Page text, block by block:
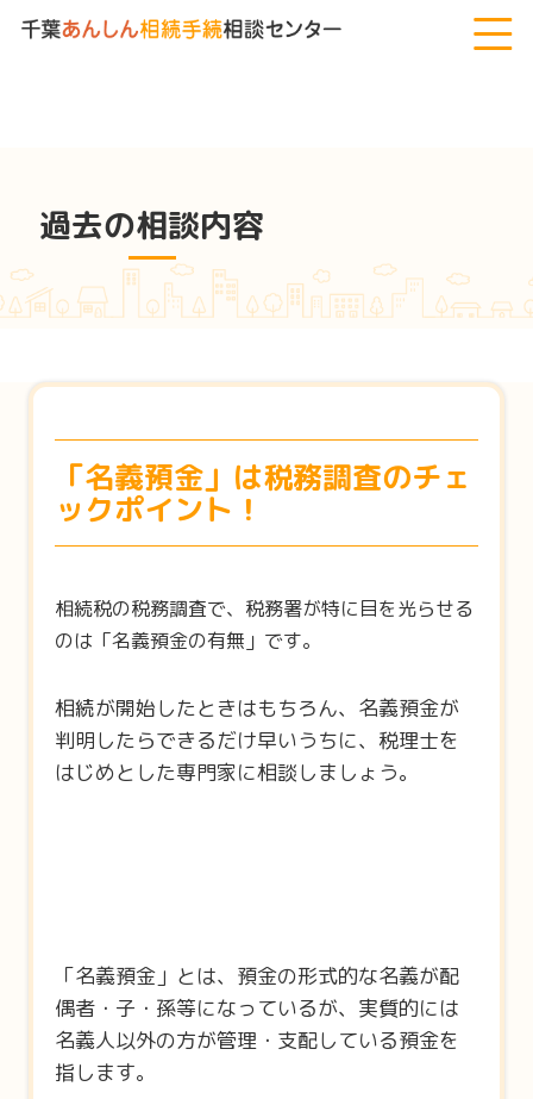
千葉あんしん相続手続相談センター>過去の相談内容
「名義預
過去の相談内容
「名義預金」は税務調査のチェ
ックポイント！
相続税の税務調査で、税務署が特に目を光らせる
のは「名義預金の有無」です。
相続が開始したときはもちろん、名義預金が
判明したらできるだけ早いうちに、税理士を
はじめとした専門家に相談しましょう。
「名義預金」とは、預金の形式的な名義が配
偶者・子・孫等になっているが、実質的には
名義人以外の方が管理・支配している預金を
指します。